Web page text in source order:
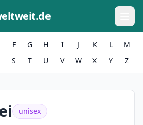
F G H I J K L
M
S T U V W X Y Z
unisex